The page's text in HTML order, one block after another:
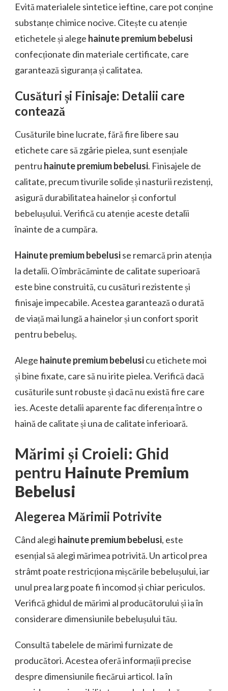
Evită materialele sintetice ieftine, care pot conține
substanțe chimice nocive. Citește cu atenție
etichetele și alege hainute premium bebelusi
confecționate din materiale certificate, care
garantează siguranța și calitatea.
Cusături și Finisaje: Detalii care
contează
Cusăturile bine lucrate, fără fire libere sau
etichete care să zgârie pielea, sunt esențiale
pentru hainute premium bebelusi. Finisajele de
calitate, precum tivurile solide și nasturii rezistenți,
asigură durabilitatea hainelor și confortul
bebelușului. Verifică cu atenție aceste detalii
înainte de a cumpăra.
Hainute premium bebelusise remarcă prin atenția
la detalii. O îmbrăcăminte de calitate superioară
este bine construită, cu cusături rezistente și
finisaje impecabile. Acestea garantează o durată
de viață mai lungă a hainelor și un confort sporit
pentru bebeluș.
Alege hainute premium bebelusicu etichete moi
și bine fixate, care să nu irite pielea. Verifică dacă
cusăturile sunt robuste și dacă nu există fire care
ies. Aceste detalii aparente fac diferența între o
haină de calitate și una de calitate inferioară.
Mărimi și Croieli: Ghid
pentru Hainute Premium
Bebelusi
Alegerea Mărimii Potrivite
Când alegi hainute premium bebelusi, este
esențial să alegi mărimea potrivită. Un articol prea
strâmt poate restricționa mișcările bebelușului, iar
unul prea larg poate fi incomod și chiar periculos.
Verifică ghidul de mărimi al producătorului și ia în
considerare dimensiunile bebelușului tău.
Consultă tabelele de mărimi furnizate de
producători. Acestea oferă informații precise
despre dimensiunile fiecărui articol. Ia în